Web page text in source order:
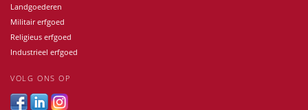
Landgoederen
Militair erfgoed
Religieus erfgoed
Industrieel erfgoed
VOLG ONS OP